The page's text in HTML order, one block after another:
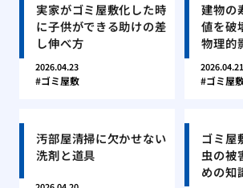
実家がゴミ屋敷化した時
に子供ができる助けの差
し伸べ方
2026.04.23
ゴミ屋敷
建物の
値を破
物理的
2026.04.21
ゴミ屋
汚部屋清掃に欠かせない
洗剤と道具
ゴミ屋
虫の被
めの知